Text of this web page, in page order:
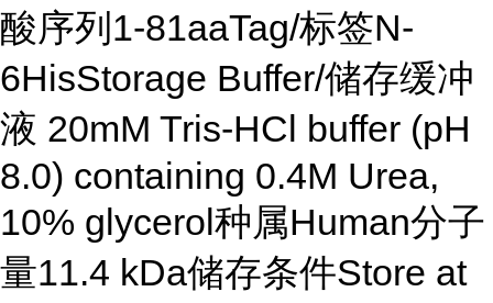
酸序列1-81aaTag/标签N-
6HisStorage Buffer/储存缓冲
液 20mM Tris-HCl buffer (pH
8.0) containing 0.4M Urea,
10% glycerol种属Human分子
量11.4 kDa储存条件Store at